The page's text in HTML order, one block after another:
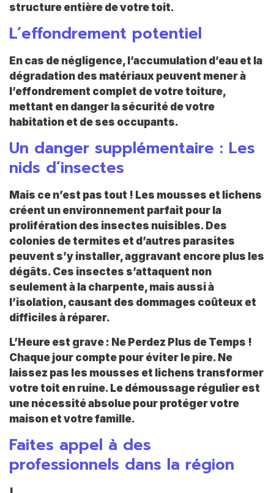
structure entière de votre toit.
L’effondrement potentiel
En cas de négligence, l’accumulation d’eau et la
dégradation des matériaux peuvent mener à
l’effondrement complet de votre toiture,
mettant en danger la sécurité de votre
habitation et de ses occupants.
Un danger supplémentaire : Les
nids d’insectes
Mais ce n’est pas tout ! Les mousses et lichens
créent un environnement parfait pour la
prolifération des insectes nuisibles. Des
colonies de termites et d’autres parasites
peuvent s’y installer, aggravant encore plus les
dégâts. Ces insectes s’attaquent non
seulement à la charpente, mais aussi à
l’isolation, causant des dommages coûteux et
difficiles à réparer.
L’Heure est grave : Ne Perdez Plus de Temps !
Chaque jour compte pour éviter le pire. Ne
laissez pas les mousses et lichens transformer
votre toit en ruine. Le démoussage régulier est
une nécessité absolue pour protéger votre
maison et votre famille.
Faites appel à des
professionnels dans la région